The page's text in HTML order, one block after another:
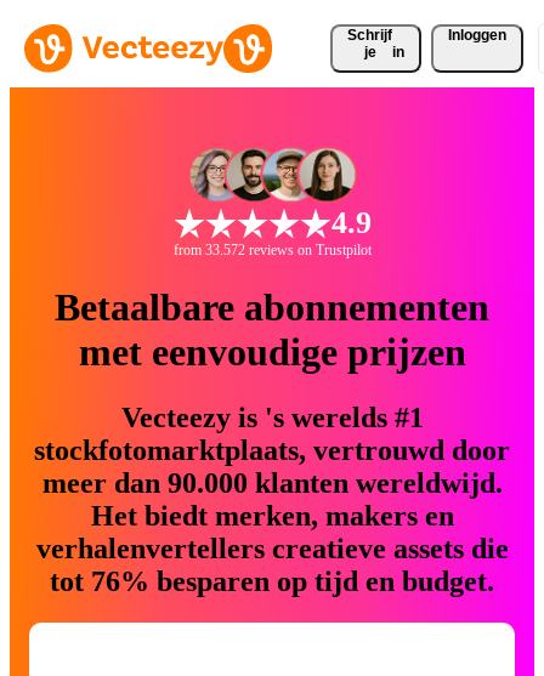
Schrijf
je
in
Inloggen
4.9
from 33.572 reviews on Trustpilot
Betaalbare abonnementen
met eenvoudige prijzen
Vecteezy is 's werelds #1
stockfotomarktplaats, vertrouwd door
meer dan 90.000 klanten wereldwijd.
Het biedt merken, makers en
verhalenvertellers creatieve assets die
tot 76% besparen op tijd en budget.